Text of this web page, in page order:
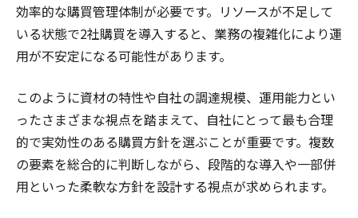
効率的な購買管理体制が必要です。リソースが不足して
いる状態で2社購買を導入すると、業務の複雑化により運
用が不安定になる可能性があります。
このように資材の特性や自社の調達規模、運用能力とい
ったさまざまな視点を踏まえて、自社にとって最も合理
的で実効性のある購買方針を選ぶことが重要です。複数
の要素を総合的に判断しながら、段階的な導入や一部併
用といった柔軟な方針を設計する視点が求められます。